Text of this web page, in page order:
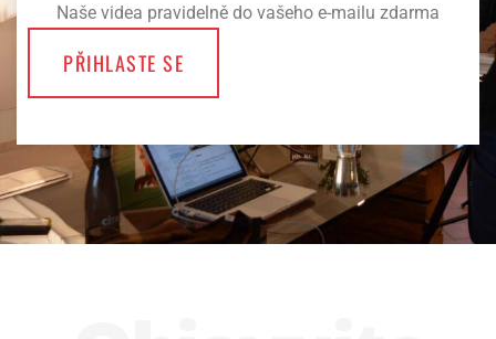
Naše videa pravidelně do vašeho e-mailu zdarma
PŘIHLASTE SE